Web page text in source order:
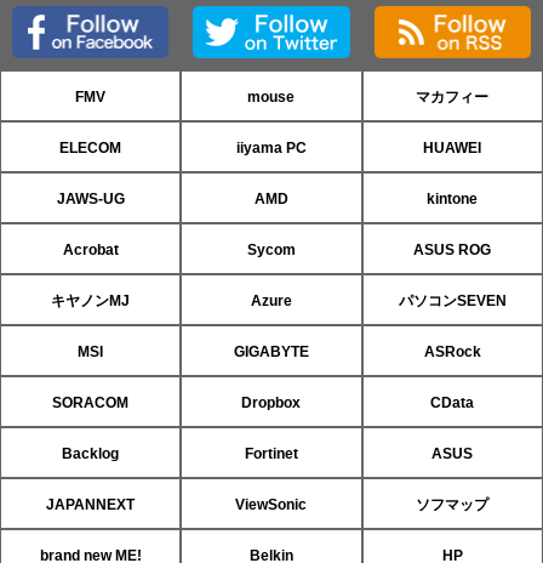
FMV mouse マカフィー
ELECOM iiyama PC HUAWEI
JAWS-UG AMD kintone
Acrobat Sycom ASUS ROG
キヤノンMJ Azure パソコンSEVEN
MSI GIGABYTE ASRock
SORACOM Dropbox CData
Backlog Fortinet ASUS
JAPANNEXT ViewSonic ソフマップ
brand new ME! Belkin HP